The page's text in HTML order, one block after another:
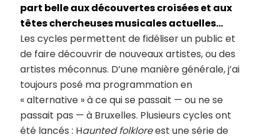
part belle aux découvertes croisées et aux
têtes chercheuses musicales actuelles…
Les cycles permettent de fidéliser un public et
de faire découvrir de nouveaux artistes, ou des
artistes méconnus. D’une manière générale, j’ai
toujours posé ma programmation en
« alternative » à ce qui se passait — ou ne se
passait pas — à Bruxelles. Plusieurs cycles ont
été lancés : Haunted folkloreest une série de